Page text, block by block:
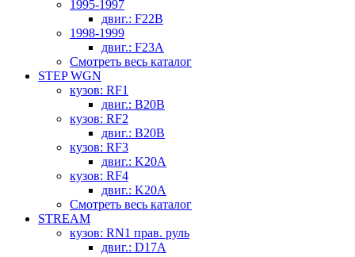
1995-1997
двиг.: F22B
1998-1999
двиг.: F23A
Смотреть весь каталог
STEP WGN
кузов: RF1
двиг.: B20B
кузов: RF2
двиг.: B20B
кузов: RF3
двиг.: K20A
кузов: RF4
двиг.: K20A
Смотреть весь каталог
STREAM
кузов: RN1 прав. руль
двиг.: D17A